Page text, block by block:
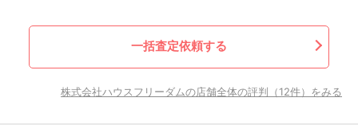
一括査定依頼する
株式会社ハウスフリーダムの店舗全体の評判（12件）をみる